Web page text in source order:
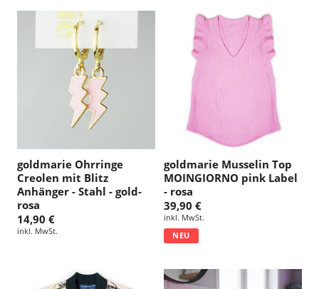
goldmarie Ohrringe
Creolen mit Blitz
Anhänger - Stahl - gold-
rosa
14,90 €
inkl. MwSt.
goldmarie Musselin Top
MOINGIORNO pink Label
- rosa
39,90 €
inkl. MwSt.
NEU